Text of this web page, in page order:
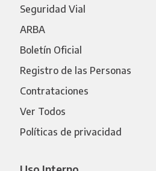
Seguridad Vial
ARBA
Boletín Oficial
Registro de las Personas
Contrataciones
Ver Todos
Políticas de privacidad